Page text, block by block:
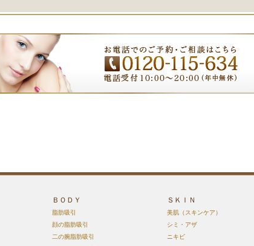
ＢＯＤＹ
脂肪吸引
顔の脂肪吸引
二の腕脂肪吸引
ＳＫＩＮ
美肌（スキンケア）
シミ・アザ
ニキビ